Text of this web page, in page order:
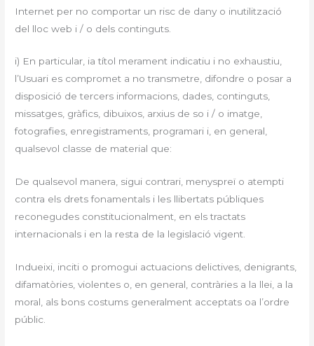
Internet per no comportar un risc de dany o inutilització
del lloc web i / o dels continguts.
i) En particular, ia títol merament indicatiu i no exhaustiu,
l’Usuari es compromet a no transmetre, difondre o posar a
disposició de tercers informacions, dades, continguts,
missatges, gràfics, dibuixos, arxius de so i / o imatge,
fotografies, enregistraments, programari i, en general,
qualsevol classe de material que:
De qualsevol manera, sigui contrari, menyspreï o atempti
contra els drets fonamentals i les llibertats públiques
reconegudes constitucionalment, en els tractats
internacionals i en la resta de la legislació vigent.
Indueixi, inciti o promogui actuacions delictives, denigrants,
difamatòries, violentes o, en general, contràries a la llei, a la
moral, als bons costums generalment acceptats oa l’ordre
públic.